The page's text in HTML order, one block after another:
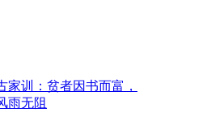
家训：贫者因书而富，
雨无阻